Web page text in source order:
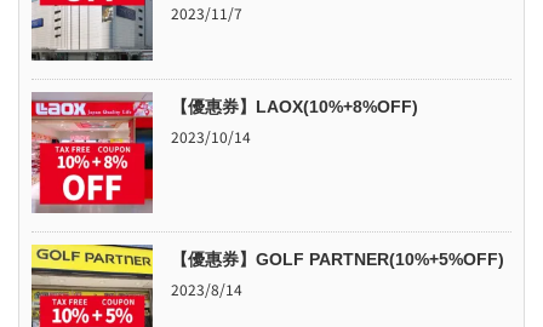
2023/11/7
【優惠券】LAOX(10%+8%OFF)
2023/10/14
【優惠券】GOLF PARTNER(10%+5%OFF)
2023/8/14